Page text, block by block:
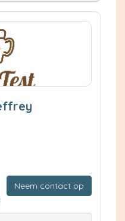
Neem contact op